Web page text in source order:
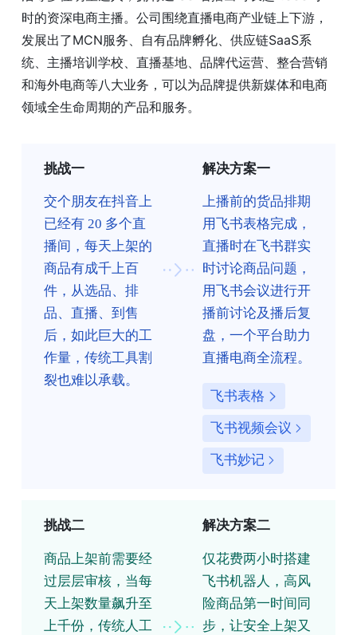
时的资深电商主播。公司围绕直播电商产业链上下游，
发展出了MCN服务、自有品牌孵化、供应链SaaS系
统、主播培训学校、直播基地、品牌代运营、整合营销
和海外电商等八大业务，可以为品牌提供新媒体和电商
领域全生命周期的产品和服务。
挑战一
交个朋友在抖音上
已经有 20 多个直
播间，每天上架的
商品有成千上百
件，从选品、排
品、直播、到售
后，如此巨大的工
作量，传统工具割
裂也难以承载。
解决方案一
上播前的货品排期
用飞书表格完成，
直播时在飞书群实
时讨论商品问题，
用飞书会议进行开
播前讨论及播后复
盘，一个平台助力
直播电商全流程。
飞书表格
飞书视频会议
飞书妙记
挑战二
商品上架前需要经
过层层审核，当每
天上架数量飙升至
上千份，传统人工
解决方案二
仅花费两小时搭建
飞书机器人，高风
险商品第一时间同
步，让安全上架又